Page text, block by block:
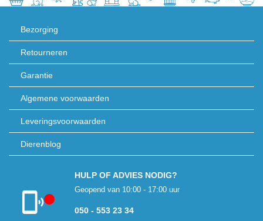
Bezorging
Retourneren
Garantie
Algemene voorwaarden
Leveringsvoorwaarden
Dierenblog
Klantenservice
HULP OF ADVIES NODIG?
Geopend van 10:00 - 17:00 uur
050 - 553 23 34